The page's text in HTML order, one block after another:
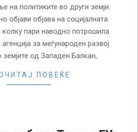
на политиките во други земји.
објави објава на социјалната
пари наводно потрошила
за меѓународен развој
од Западен Балкан,
ПОВЕЌЕ